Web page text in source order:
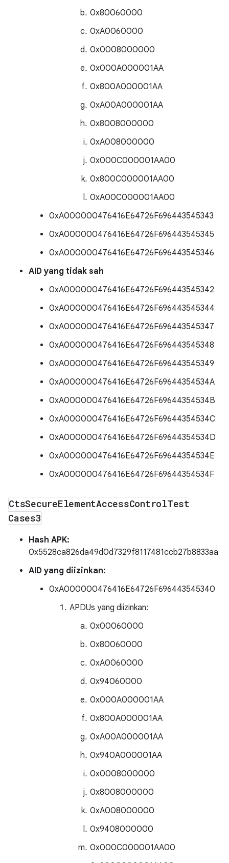
0x80060000
0xA0060000
0x0008000000
0x000A000001AA
0x800A000001AA
0xA00A000001AA
0x8008000000
0xA008000000
0x000C000001AA00
0x800C000001AA00
0xA00C000001AA00
0xA000000476416E64726F696443545343
0xA000000476416E64726F696443545345
0xA000000476416E64726F696443545346
AID yang tidak sah
0xA000000476416E64726F696443545342
0xA000000476416E64726F696443545344
0xA000000476416E64726F696443545347
0xA000000476416E64726F696443545348
0xA000000476416E64726F696443545349
0xA000000476416E64726F69644354534A
0xA000000476416E64726F69644354534B
0xA000000476416E64726F69644354534C
0xA000000476416E64726F69644354534D
0xA000000476416E64726F69644354534E
0xA000000476416E64726F69644354534F
CtsSecureElementAccessControlTest
Cases3
Hash APK:
0x5528ca826da49d0d7329f8117481ccb27b8833aa
AID yang diizinkan:
0xA000000476416E64726F696443545340
APDUs yang diizinkan:
0x00060000
0x80060000
0xA0060000
0x94060000
0x000A000001AA
0x800A000001AA
0xA00A000001AA
0x940A000001AA
0x0008000000
0x8008000000
0xA008000000
0x9408000000
0x000C000001AA00